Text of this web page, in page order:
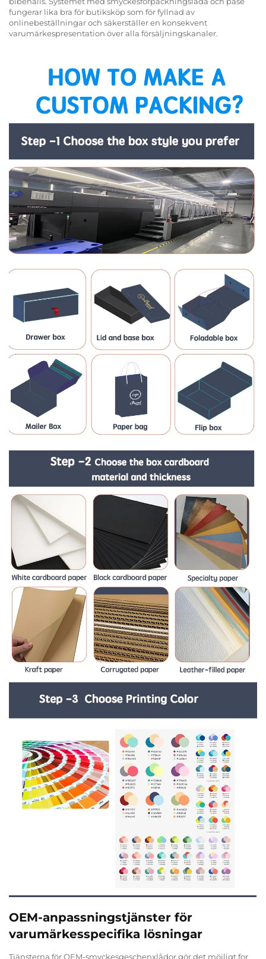
fungerar lika bra för butiksköp som för fyllnad av
onlinebeställningar och säkerställer en konsekvent
varumärkespresentation över alla försäljningskanaler.
OEM-anpassningstjänster för
varumärkesspecifika lösningar
Tjänsterna för OEM-smyckesgeschenxlådor gör det möjligt for